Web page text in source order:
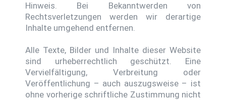
Hinweis. Bei Bekanntwerden von
Rechtsverletzungen werden wir derartige
Inhalte umgehend entfernen.
Alle Texte, Bilder und Inhalte dieser Website
sind urheberrechtlich geschützt. Eine
Vervielfältigung, Verbreitung oder
Veröffentlichung – auch auszugsweise – ist
ohne vorherige schriftliche Zustimmung nicht